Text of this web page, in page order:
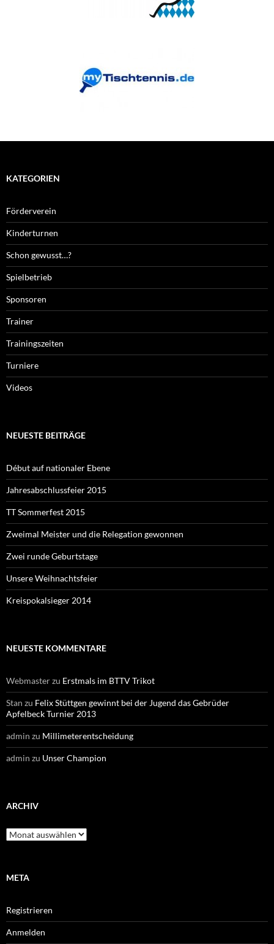
KATEGORIEN
Förderverein
Kinderturnen
Schon gewusst…?
Spielbetrieb
Sponsoren
Trainer
Trainingszeiten
Turniere
Videos
NEUESTE BEITRÄGE
Début auf nationaler Ebene
Jahresabschlussfeier 2015
TT Sommerfest 2015
Zweimal Meister und die Relegation gewonnen
Zwei runde Geburtstage
Unsere Weihnachtsfeier
Kreispokalsieger 2014
NEUESTE KOMMENTARE
Webmasterzu Erstmals im BTTV Trikot
Stan zu Felix Stüttgen gewinnt bei der Jugend das Gebrüder
Apfelbeck Turnier 2013
admin zu Millimeterentscheidung
admin zu Unser Champion
ARCHIV
Archiv
META
Registrieren
Anmelden